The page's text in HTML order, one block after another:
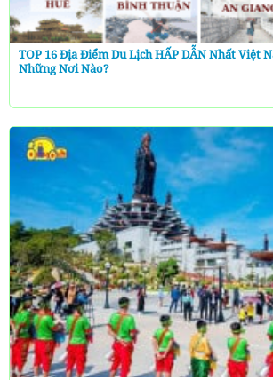
TOP 16 Địa Điểm Du Lịch HẤP DẪN Nhất Việt
Những Nơi Nào?